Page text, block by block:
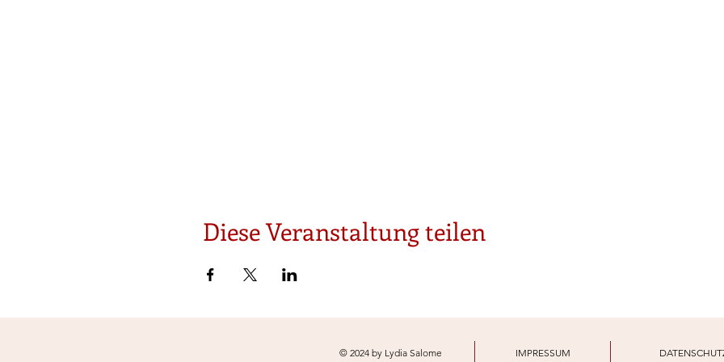
Diese Veranstaltung teilen
© 2024 by Lydia Salome IMPRESSUM